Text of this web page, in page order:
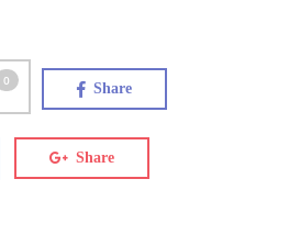
0 Share
Share